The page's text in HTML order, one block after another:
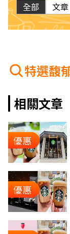
全部 文章
特選馥
相關文章
優惠
優惠